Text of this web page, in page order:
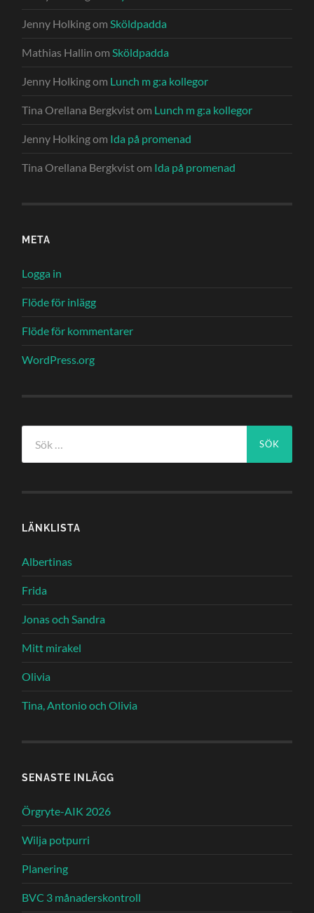
Jenny Holkingom Sköldpadda
Mathias Hallin om Sköldpadda
Jenny Holkingom Lunch m g:a kollegor
Tina Orellana Bergkvistom Lunch m g:a kollegor
Jenny Holkingom Ida på promenad
Tina Orellana Bergkvistom Ida på promenad
META
Logga in
Flöde för inlägg
Flöde för kommentarer
WordPress.org
efter:
LÄNKLISTA
Albertinas
Frida
Jonas och Sandra
Mitt mirakel
Olivia
Tina, Antonio och Olivia
SENASTE INLÄGG
Örgryte-AIK 2026
Wilja potpurri
Planering
BVC 3 månaderskontroll